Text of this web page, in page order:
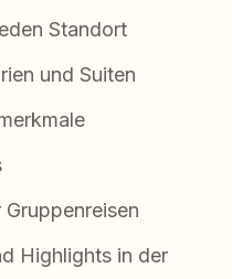
Standort
und Suiten
Highlights in der